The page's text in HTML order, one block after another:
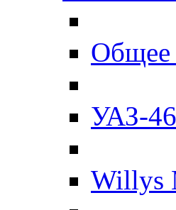
Общее
УАЗ-
Willys